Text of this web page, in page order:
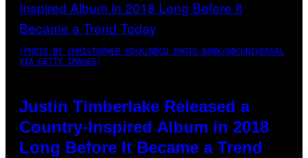
(PHOTO BY CHRISTOPHER POLK/NBCU PHOTO BANK/NBCUNIVERSAL
VIA GETTY IMAGES)
Justin Timberlake Released a
Country-Inspired Album in 2018
Long Before It Became a Trend